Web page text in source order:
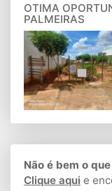
OTIMA
PALMEIRAS
Não é bem o
Clique aqui e